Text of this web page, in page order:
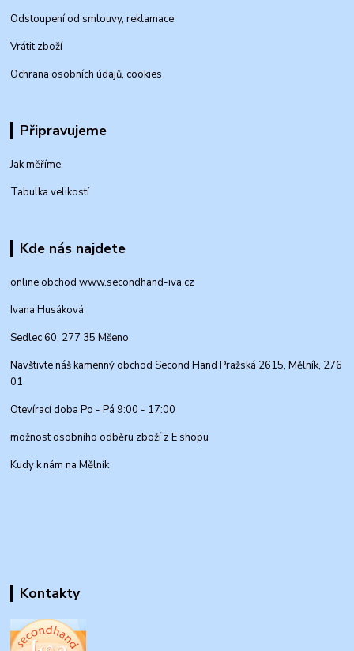
Odstoupení od smlouvy, reklamace
Vrátit zboží
Ochrana osobních údajů, cookies
Připravujeme
Jak měříme
Tabulka velikostí
Kde nás najdete
online obchod www.secondhand-iva.cz
Ivana Husáková
Sedlec 60, 277 35 Mšeno
Navštivte náš kamenný obchod Second Hand Pražská 2615, Mělník, 276
01
Otevírací doba Po - Pá 9:00 - 17:00
možnost osobního odběru zboží z E shopu
Kudy k nám na Mělník
Kontakty